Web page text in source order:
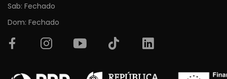
Sab: Fechado
Dom: Fechado